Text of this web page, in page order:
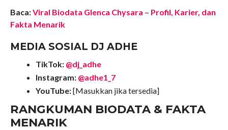
Baca:Viral Biodata Glenca Chysara – Profil, Karier, dan
Fakta Menarik
MEDIA SOSIAL DJ ADHE
TikTok: @dj_adhe
Instagram: @adhe1_7
YouTube:[Masukkan jika tersedia]
RANGKUMAN BIODATA & FAKTA
MENARIK